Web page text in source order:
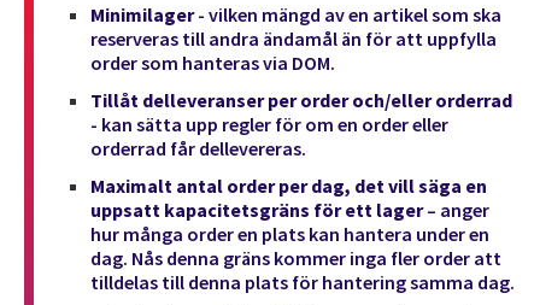
Minimilager- vilken mängd av en artikel som ska
reserveras till andra ändamål än för att uppfylla
order som hanteras via DOM.
Tillåt delleveranser per order och/eller orderrad
- kan sätta upp regler för om en order eller
orderrad får dellevereras.
Maximalt antal order per dag, det vill säga en
uppsatt kapacitetsgräns för ett lager– anger
hur många order en plats kan hantera under en
dag. Nås denna gräns kommer inga fler order att
tilldelas till denna plats för hantering samma dag.